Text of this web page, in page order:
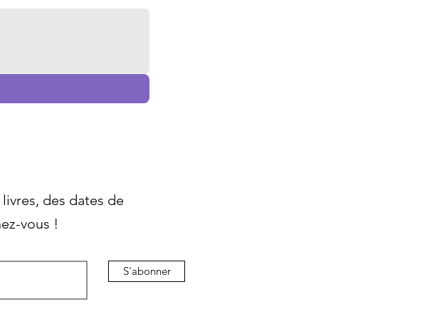
des dates de
vous !
S'abonner